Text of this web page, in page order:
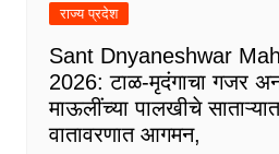
राज्य प्रदेश
Sant Dnyaneshwar
2026: टाळ-मृदंगाचा गजर अन्
माऊलींच्या पालखीचे
वातावरणात आगमन,